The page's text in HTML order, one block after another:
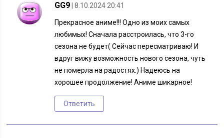
GG9 | 8.10.2024 20:41
Прекрасное аниме!!! Одно из моих самых
любимых! Сначала расстроилась, что 3-го
сезона не будет( Сейчас пересматриваю! И
вдруг вижу возможность нового сезона, чуть
не померла на радостях:) Надеюсь на
хорошее продолжение! Аниме шикарное!
Ответить